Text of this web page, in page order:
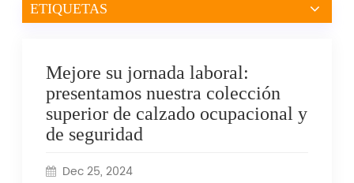
ETIQUETAS
Mejore su jornada laboral:
presentamos nuestra colección
superior de calzado ocupacional y
de seguridad
Dec 25, 2024